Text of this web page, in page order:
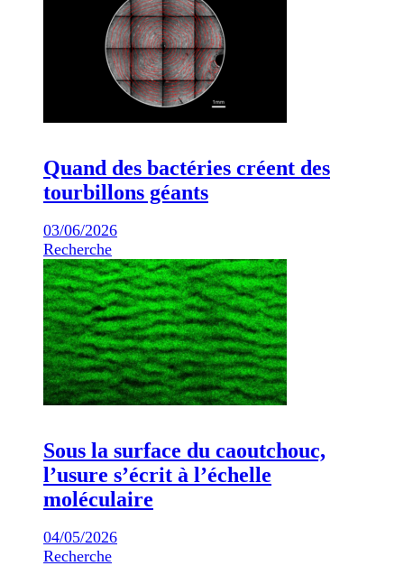
Quand des bactéries créent des
tourbillons géants
03/06/2026
Recherche
Sous la surface du caoutchouc,
l’usure s’écrit à l’échelle
moléculaire
04/05/2026
Recherche